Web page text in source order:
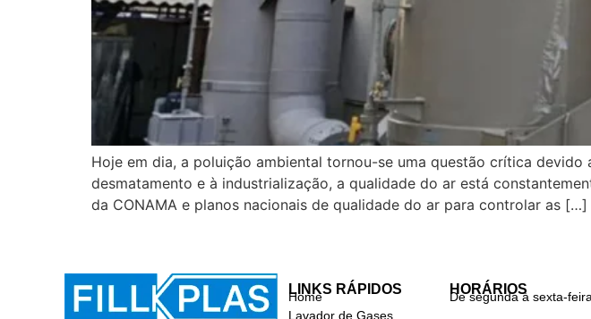
Hoje em dia, a poluição ambiental tornou-se uma questão crítica
desmatamento e à industrialização, a qualidade do ar está
da CONAMA e planos nacionais de qualidade do ar para controlar as […]
LINKS RÁPIDOS
Home
Lavador de Gases
HORÁRIOS
De segunda à sexta-